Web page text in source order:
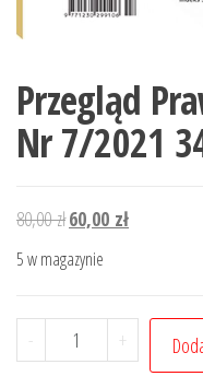
Przegląd
Nr 7/2021
80,00złPierwotna
cena
wynosiła:
60,00 złAktualna
5 w magazynie
-
ilość
Przegląd
+